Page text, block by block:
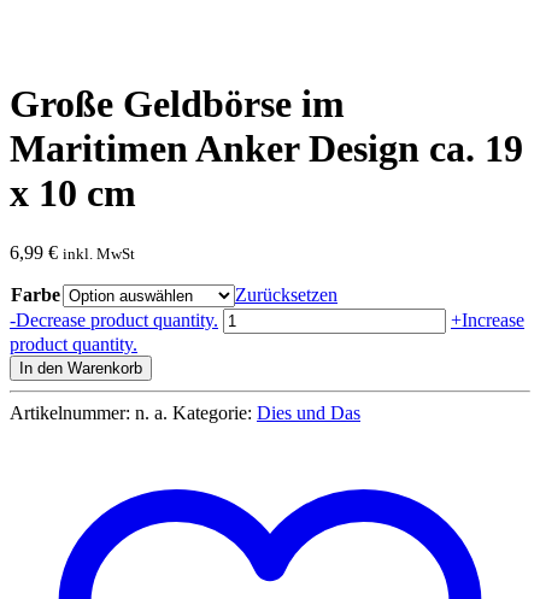
Große Geldbörse im
Maritimen Anker Design ca. 19
x 10 cm
6,99 € inkl. MwSt
Farbe
Zurücksetzen
-Decrease product quantity. Große
Geldbörse
Anker
Design
10
cm
Menge
+Increase
product quantity.
In den Warenkorb
Artikelnummer: n. a. Kategorie: Dies und Das